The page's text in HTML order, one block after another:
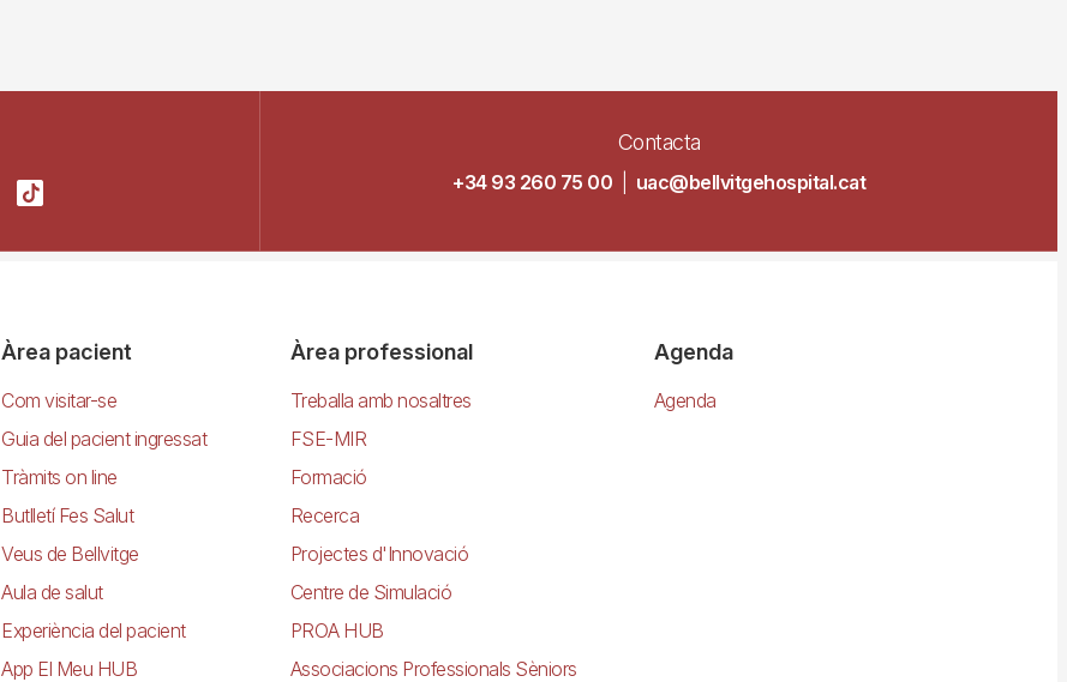
Contacta
+34 93 260 75 00 uac@bellvitgehospital.cat
Àrea pacient
Com visitar-se
Guia del pacient ingressat
Tràmits on line
Butlletí Fes Salut
Veus de Bellvitge
Aula de salut
Experiència del pacient
App El Meu HUB
Àrea professional
Treballa amb nosaltres
FSE-MIR
Formació
Recerca
Projectes d'Innovació
Centre de Simulació
PROA HUB
Associacions Professionals Sèniors
Agenda
Agenda